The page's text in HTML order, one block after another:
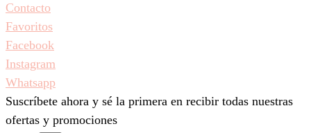
Contacto
Favoritos
Facebook
Instagram
Whatsapp
Suscríbete ahora y sé la primera en recibir todas nuestras
ofertas y promociones